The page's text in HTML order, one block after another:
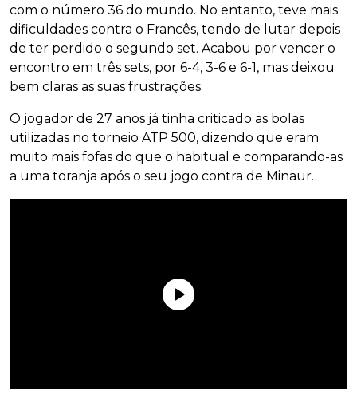
com o número 36 do mundo. No entanto, teve mais
dificuldades contra o Francês, tendo de lutar depois
de ter perdido o segundo set. Acabou por vencer o
encontro em três sets, por 6-4, 3-6 e 6-1, mas deixou
bem claras as suas frustrações.
O jogador de 27 anos já tinha criticado as bolas
utilizadas no torneio ATP 500, dizendo que eram
muito mais fofas do que o habitual e comparando-as
a uma toranja após o seu jogo contra de Minaur.